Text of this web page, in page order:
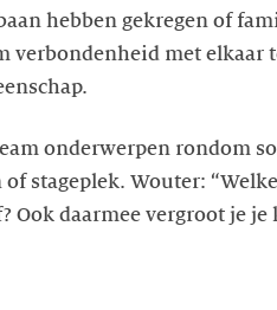
hebben gekregen of
verbondenheid met elkaar
onderwerpen rondom
of stageplek. Wouter:
Ook daarmee vergroot je je